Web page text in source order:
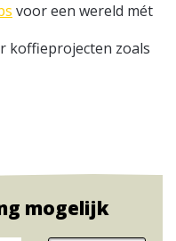
voor een wereld mét
koffieprojecten zoals
mogelijk